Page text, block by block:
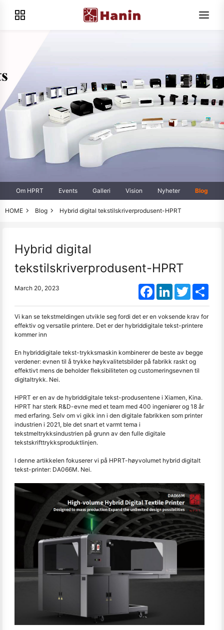
Om HPRT Events Galleri Vision Nyheter Blog
HOME Blog Hybrid digital tekstilskriverprodusent-HPRT
Hybrid digital
tekstilskriverprodusent-HPRT
March 20, 2023 FacebookLinkedInTwitter
Vi kan se tekstmeldingen utvikle seg fordi det er en voksende krav for
effektiv og versatile printere. Det er der hybriddigitale tekst-printere
kommer inn
En hybriddigitale tekst-trykksmaskin kombinerer de beste av begge
verdener: evnen til å trykke høykvalitetsbilder på fabrikk raskt og
effektivt mens de beholder fleksibiliteten og customeringsevnen til
digitaltrykk. Nei.
HPRT er en av de hybriddigitale tekst-produsentene i Xiamen, Kina.
HPRT har sterk R&D-evne med et team med 400 ingeniører og 18 år
med erfaring. Selv om vi gikk inn i den digitale fabrikken som printer
industrien i 2021, ble det snart et varmt tema i
tekstmeltrykksindustrien på grunn av den fulle digitale
tekstskrifttrykksproduktlinjen.
I denne artikkelen fokuserer vi på HPRT-høyvolumet hybrid digitalt
tekst-printer: DA066M. Nei.